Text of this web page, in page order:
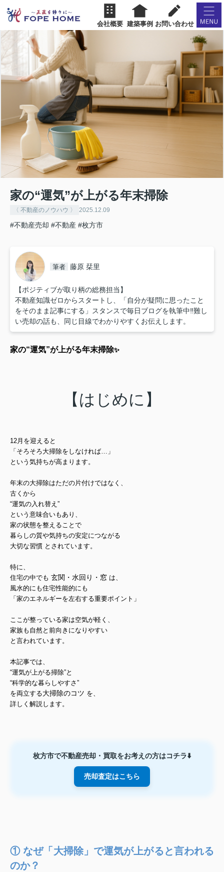
会社概要 建築事例 お問い合わせ
家の“運気”が上がる年末掃除
〈 不動産のノウハウ 〉 2025.12.09
#不動産売却 #不動産 #枚方市
筆者 藤原 栞里
【ポジティブが取り柄の総務担当】
不動産知識ゼロからスタートし、「自分が疑問に思ったこと
をそのまま記事にする」スタンスで毎日ブログを執筆中‼︎難し
い売却の話も、同じ目線でわかりやすくお伝えします。
家の“運気”が上がる年末掃除✨
【はじめに】
12月を迎えると
「そろそろ大掃除をしなければ…」
という気持ちが高まります。
年末の大掃除はただの片付けではなく、
古くから
“運気の入れ替え”
という意味合いもあり、
家の状態を整えることで
暮らしの質や気持ちの安定につながる
大切な習慣 とされています。
特に、
住宅の中でも 玄関・水回り・窓 は、
風水的にも住宅性能的にも
「家のエネルギーを左右する重要ポイント」
ここが整っている家は空気が軽く、
家族も自然と前向きになりやすい
と言われています。
本記事では、
“運気が上がる掃除”と
“科学的な暮らしやすさ”
を両立する大掃除のコツ を、
詳しく解説します。
枚方市で不動産売却・買取をお考えの方はコチラ⬇️
売却査定はこちら
① なぜ「大掃除」で運気が上がると言われる
のか？